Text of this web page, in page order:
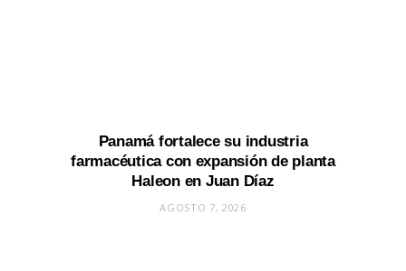
Panamá fortalece su industria
farmacéutica con expansión de planta
Haleon en Juan Díaz
AGOSTO 7, 2026